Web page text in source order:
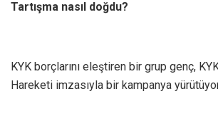
Tartışma nasıl doğdu?
KYK borçlarını eleştiren bir grup genç,
Hareketi imzasıyla bir kampanya